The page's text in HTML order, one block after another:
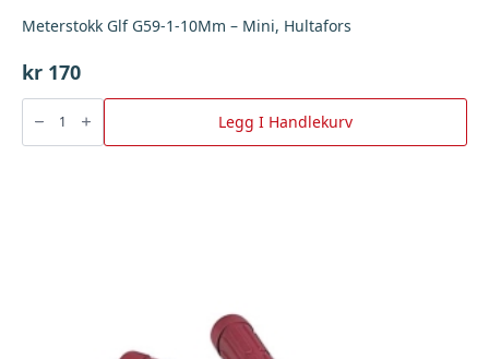
Meterstokk Glf G59-1-10Mm – Mini, Hultafors
kr 170
Meterstokk
G59-
1-
Legg I Handlekurv